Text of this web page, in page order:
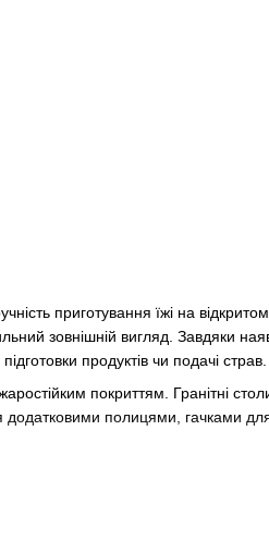
приготування їжі на
зовнішній вигляд. Завдяки
продуктів чи подачі страв.
покриттям. Гранітні
полицями, гачками